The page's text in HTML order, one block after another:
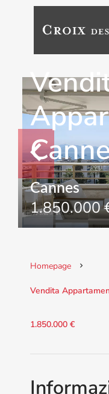
Cannes
1.850.000
Homepage
Vendita
1.850.000 €